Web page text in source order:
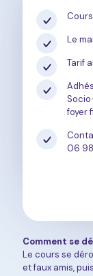
Le
Tarif
foyer
06 98
Comment se
Le cours se
et faux amis,